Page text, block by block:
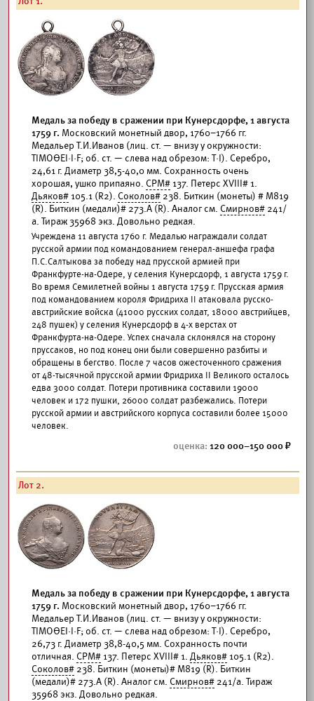
Медаль за победу в сражении при Кунерсдорфе, 1 августа
1759 г. Московский монетный двор, 1760–1766 гг.
Медальер Т.И.Иванов (лиц. ст. — внизу у окружности:
ТIМОΘЕI·I·F; об. ст. — слева над обрезом: Т·I). Серебро,
24,61 г. Диаметр 38,5-40,0 мм. Сохранность очень
хорошая, ушко припаяно. СРМ# 137. Петерс XVIII# 1.
Дьяков# 105.1 (R2). Соколов# 238. Биткин (монеты) # М819
(R). Биткин (медали)# 273.А (R). Аналог см. Смирнов# 241/
а. Тираж 35968 экз. Довольно редкая.
Учреждена 11 августа 1760 г. Медалью награждали солдат
русской армии под командованием генерал-аншефа графа
П.С.Салтыкова за победу над прусской армией при
Франкфурте-на-Одере, у селения Кунерсдорф, 1 августа 1759 г.
Во время Семилетней войны 1 августа 1759 г. Прусская армия
под командованием короля Фридриха II атаковала русско-
австрийские войска (41000 русских солдат, 18000 австрийцев,
248 пушек) у селения Кунерсдорф в 4-х верстах от
Франкфурта-на-Одере. Успех сначала склонялся на сторону
пруссаков, но под конец они были совершенно разбиты и
обращены в бегство. После 7 часов ожесточенного сражения
от 48-тысячной прусской армии Фридриха II Великого осталось
едва 3000 солдат. Потери противника составили 19000
человек и 172 пушки, 26000 солдат разбежались. Потери
русской армии и австрийского корпуса составили более 15000
человек.
120 000–150 000
Лот 2.
Медаль за победу в сражении при Кунерсдорфе, 1 августа
1759 г. Московский монетный двор, 1760–1766 гг.
Медальер Т.И.Иванов (лиц. ст. — внизу у окружности:
ТIМОΘЕI·I·F; об. ст. — слева над обрезом: Т·I). Серебро,
26,73 г. Диаметр 38,8-40,5 мм. Сохранность почти
отличная. СРМ# 137. Петерс XVIII# 1. Дьяков# 105.1 (R2).
Соколов# 238. Биткин (монеты)# М819 (R). Биткин
(медали)# 273.А (R). Аналог см. Смирнов# 241/а. Тираж
35968 экз. Довольно редкая.